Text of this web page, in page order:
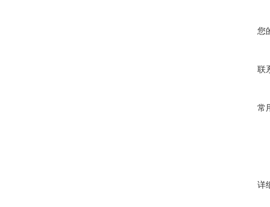
您
联
常
详